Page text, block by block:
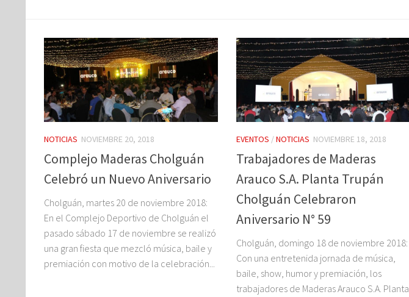
NOTICIAS NOVIEMBRE 20, 2018
Complejo Maderas Cholguán
Celebró un Nuevo Aniversario
Cholguán, martes 20 de noviembre 2018:
En el Complejo Deportivo de Cholguán el
pasado sábado 17 de noviembre se realizó
una gran fiesta que mezcló música, baile y
premiación con motivo de la celebración...
EVENTOS /NOTICIAS NOVIEMBRE 18, 2018
Trabajadores de Maderas
Arauco S.A. Planta Trupán
Cholguán Celebraron
Aniversario N° 59
Cholguán, domingo 18 de noviembre 2018:
Con una entretenida jornada de música,
baile, show, humor y premiación, los
trabajadores de Maderas Arauco S.A. Planta